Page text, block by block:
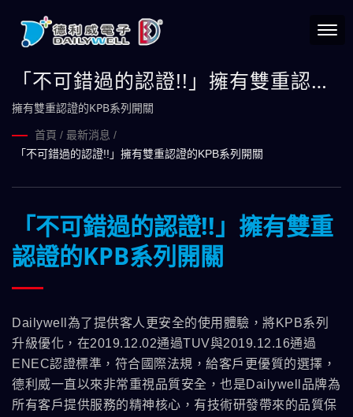
「不可錯過的認證!!」擁有雙重認證
的KPB系列開關
擁有雙重認證的KPB系列開關
首頁 / 最新消息 /
「不可錯過的認證!!」擁有雙重認證的KPB系列開關
「不可錯過的認證!!」擁有雙重
認證的KPB系列開關
Dailywell為了提供客人更安全的使用體驗，將KPB系列
升級優化，在2019.12.02通過TUV與2019.12.16通過
ENEC認證標準，符合國際法規，給客戶更優質的選擇，
德利威一直以來非常重視品質安全，也是Dailywell品牌為
所有客戶提供服務的精神核心，有技術研發帶來的品質保